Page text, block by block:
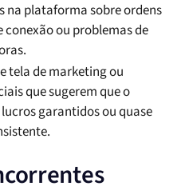
na plataforma sobre ordens
ou problemas de
tela de marketing ou
que sugerem que o
garantidos ou quase